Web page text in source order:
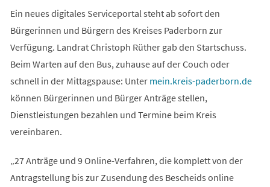
Ein neues digitales Serviceportal steht ab sofort den
Bürgerinnen und Bürgern des Kreises Paderborn zur
Verfügung. Landrat Christoph Rüther gab den Startschuss.
Beim Warten auf den Bus, zuhause auf der Couch oder
schnell in der Mittagspause: Unter mein.kreis-paderborn.de
(Öffnet
einem
neuen
können Bürgerinnen und Bürger Anträge stellen,
Dienstleistungen bezahlen und Termine beim Kreis
vereinbaren.
„27 Anträge und 9 Online-Verfahren, die komplett von der
Antragstellung bis zur Zusendung des Bescheids online